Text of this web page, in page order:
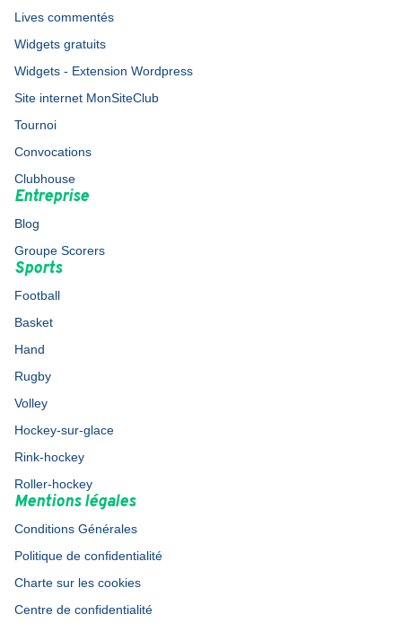
Lives commentés
Widgets gratuits
Widgets - Extension Wordpress
Site internet MonSiteClub
Tournoi
Convocations
Clubhouse
Entreprise
Blog
Groupe Scorers
Sports
Football
Basket
Hand
Rugby
Volley
Hockey-sur-glace
Rink-hockey
Roller-hockey
Mentions légales
Conditions Générales
Politique de confidentialité
Charte sur les cookies
Centre de confidentialité